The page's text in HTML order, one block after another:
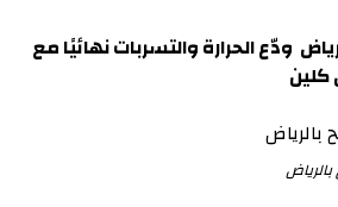
ودّع الحرارة والتسربات نهائيًا مع